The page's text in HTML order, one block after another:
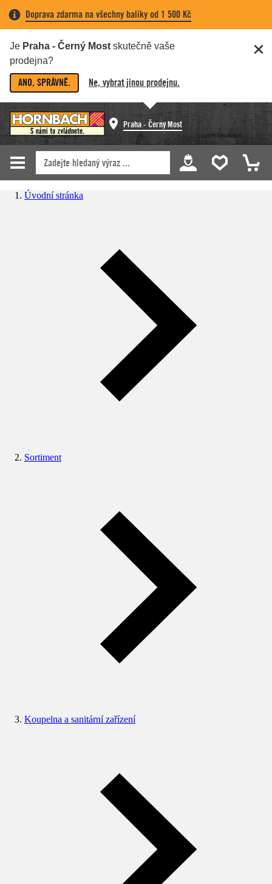
Doprava zdarma na všechny balíky od 1 500 Kč
Je Praha - Černý Most skutečně vaše
prodejna?
ANO, SPRÁVNĚ. Ne, vybrat jinou prodejnu.
Praha - Černý Most
Úvodní stránka
Sortiment
Koupelna a sanitární zařízení